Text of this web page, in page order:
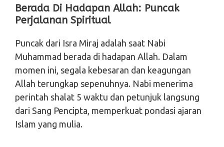
Berada Di Hadapan Allah: Puncak
Perjalanan Spiritual
Puncak dari Isra Miraj adalah saat Nabi
Muhammad berada di hadapan Allah. Dalam
momen ini, segala kebesaran dan keagungan
Allah terungkap sepenuhnya. Nabi menerima
perintah shalat 5 waktu dan petunjuk langsung
dari Sang Pencipta, memperkuat pondasi ajaran
Islam yang mulia.